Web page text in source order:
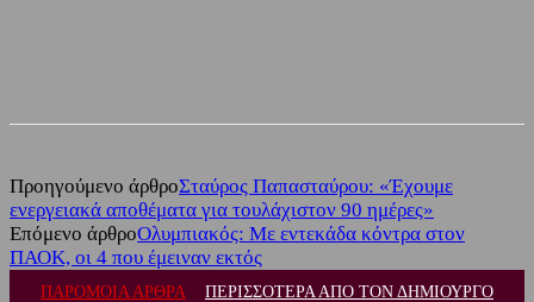
Προηγούμενο άρθροΣταύρος Παπασταύρου: «Έχουμε
ενεργειακά αποθέματα για τουλάχιστον 90 ημέρες»
Επόμενο άρθροΟλυμπιακός: Με εντεκάδα κόντρα στον
ΠΑΟΚ, οι 4 που έμειναν εκτός
ΠΑΡΟΜΟΙΑ ΑΡΘΡΑ ΠΕΡΙΣΣΟΤΕΡΑ ΑΠΟ ΤΟΝ ΔΗΜΙΟΥΡΓΟ